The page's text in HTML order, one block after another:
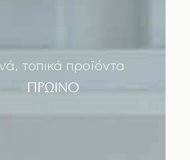
τοπικά προϊόντα
ΠΡΩΙΝΟ